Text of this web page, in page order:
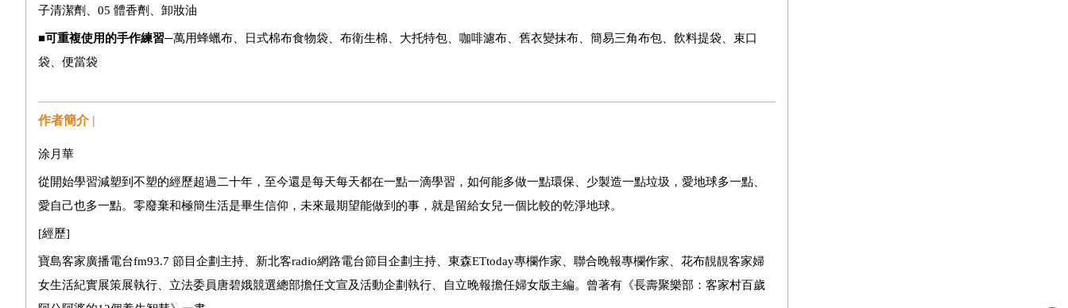
子清潔劑、 05 體香劑、卸妝油
■可重複使用的手作練習─萬用蜂蠟布、日式棉布食物袋、布衛生棉、大托特包、咖啡濾布、舊衣變抹布、簡易三角布包、飲料提袋、束口
袋、便當袋
作者簡介 |
涂月華
從開始學習減塑到不塑的經歷超過二十年，至今還是每天每天都在一點一滴學習，如何能多做一點環保、少製造一點垃圾，愛地球多一點、
愛自己也多一點。零廢棄和極簡生活是畢生信仰，未來最期望能做到的事，就是留給女兒一個比較的乾淨地球。
[經歷]
寶島客家廣播電台fm93.7 節目企劃主持、新北客radio網路電台節目企劃主持、東森ETtoday專欄作家、聯合晚報專欄作家、花布靚靚客家婦
女生活紀實展策展執行、立法委員唐碧娥競選總部擔任文宣及活動企劃執行、自立晚報擔任婦女版主編。曾著有《長壽聚樂部：客家村百歲